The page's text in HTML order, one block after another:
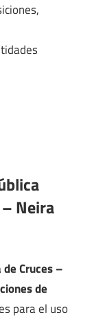
Neira
Cruces –
de
para el uso